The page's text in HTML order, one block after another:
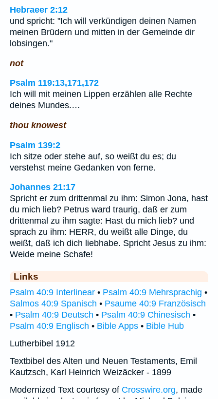
Hebraeer 2:12
und spricht: "Ich will verkündigen deinen Namen
meinen Brüdern und mitten in der Gemeinde dir
lobsingen."
not
Psalm 119:13,171,172
Ich will mit meinen Lippen erzählen alle Rechte
deines Mundes.…
thou knowest
Psalm 139:2
Ich sitze oder stehe auf, so weißt du es; du
verstehst meine Gedanken von ferne.
Johannes 21:17
Spricht er zum drittenmal zu ihm: Simon Jona, hast
du mich lieb? Petrus ward traurig, daß er zum
drittenmal zu ihm sagte: Hast du mich lieb? und
sprach zu ihm: HERR, du weißt alle Dinge, du
weißt, daß ich dich liebhabe. Spricht Jesus zu ihm:
Weide meine Schafe!
Links
Psalm 40:9 Interlinear • Psalm 40:9 Mehrsprachig •
Salmos 40:9 Spanisch • Psaume 40:9 Französisch
• Psalm 40:9 Deutsch • Psalm 40:9 Chinesisch •
Psalm 40:9 Englisch • Bible Apps • Bible Hub
Lutherbibel 1912
Textbibel des Alten und Neuen Testaments, Emil
Kautzsch, Karl Heinrich Weizäcker - 1899
Modernized Text courtesy of Crosswire.org, made